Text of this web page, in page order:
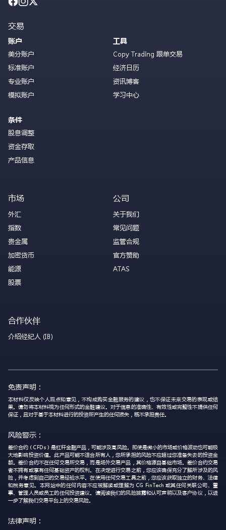
交易
账户
美分账户
标准账户
专业账户
模拟账户
条件
股息调整
资金存取
产品信息
工具
Copy Trading 跟单交易
经济日历
资讯博客
学习中心
市场
外汇
指数
贵金属
加密货币
能源
股票
公司
关于我们
常见问题
监管合规
官方赞助
ATAS
合作伙伴
介绍经纪人 (IB)
免责声明：
本材料仅反映个人观点和意见，不构成购买金融服务的建议，也不保证未来交易的表现或结
果。请勿将本材料视为任何形式的金融建议。对于信息的准确性、有效性或完整性不提供任何
保证，且对于基于本材料进行的投资所产生的任何损失，概不承担责任。
风险警示：
差价合约（CFDs）是杠杆金融产品，可能涉及高风险。即使是微小的市场或价格波动也可能极
大地影响投资价值。此产品可能不适合所有人，您所承担的风险不应超过您准备失去的投资金
额。差价合约不在任何交易所交易，而是场外交易产品，其价格源自基础市场。差价合约交易
者不拥有或享有任何基础资产的权利。在决定进行交易之前，您应该确保充分了解所涉及的风
险，并考虑到自己的交易经验水平。在使用任何交易工具之前，您应该获取独立的财务、法律
和税务意见。本网站中的任何内容不应被解读或理解为 CG FinTech 或其任何关联公司、董
事、管理人员或员工的任何投资建议。请阅读我们的风险披露和认可声明以及客户协议，以进
一步了解我们交易平台上的交易风险。
法律声明：